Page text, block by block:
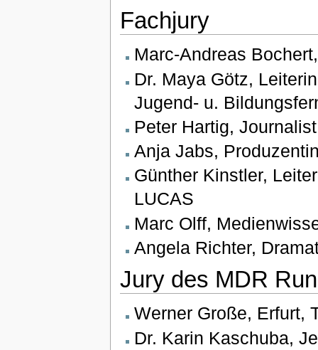
Fachjury
Marc-Andreas
Dr. Maya Götz,
Jugend- u.
Peter Hartig, Journalist
Anja Jabs,
Günther Kinstler,
LUCAS
Marc Olff,
Angela Richter,
Jury des MDR
Werner Große, Erfurt,
Dr. Karin Kaschuba,